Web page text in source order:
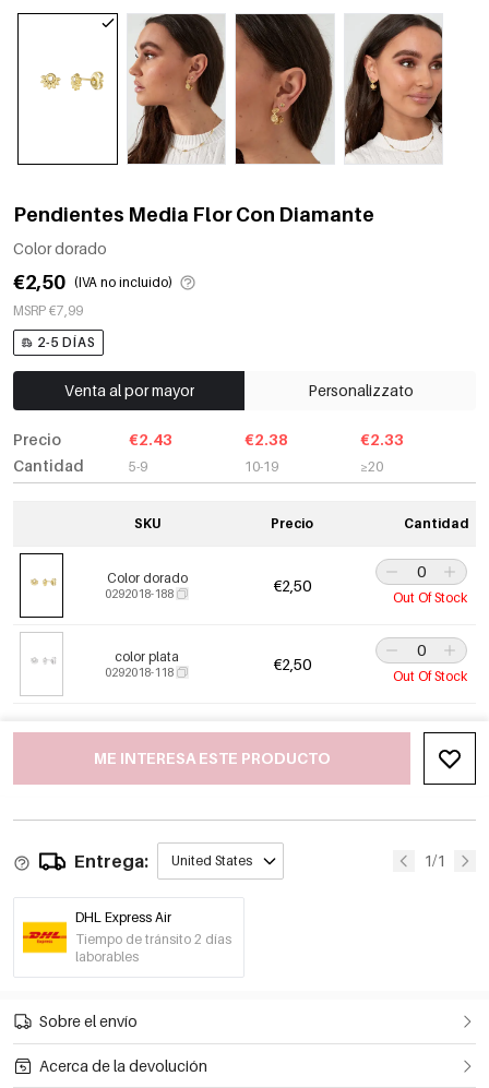
Pendientes Media Flor Con Diamante
Color dorado
€2,50 (IVA no incluido)
MSRP €7,99
2-5 DÍAS
Venta al por mayor Personalizzato
Precio
Cantidad
€2.43
5-9
€2.38
10-19
€2.33
≥20
SKU Precio Cantidad
Color dorado
0292018-188 €2,50
Out Of Stock
color plata
0292018-118 €2,50
Out Of Stock
ME INTERESA ESTE PRODUCTO
Entrega: United States 1/1
DHL Express Air
Tiempo de tránsito 2 días
laborables
Sobre el envío
Acerca de la devolución